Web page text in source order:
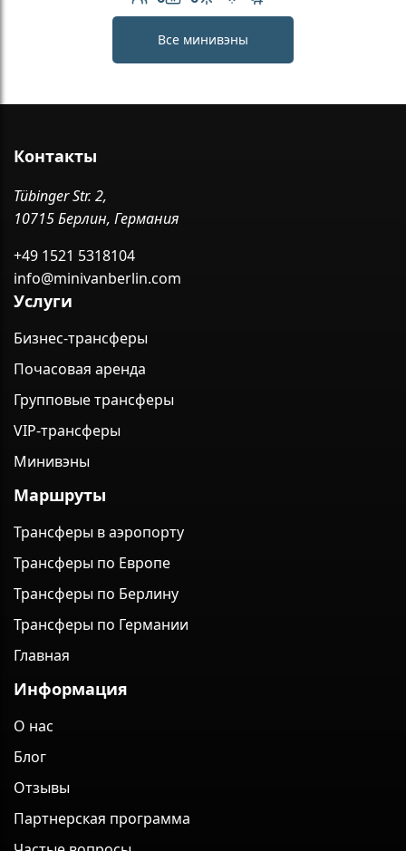
Все минивэны
Контакты
Tübinger Str. 2,
10715 Берлин, Германия
+49 1521 5318104
info@minivanberlin.com
Услуги
Бизнес-трансферы
Почасовая аренда
Групповые трансферы
VIP-трансферы
Минивэны
Маршруты
Трансферы в аэропорту
Трансферы по Европе
Трансферы по Берлину
Трансферы по Германии
Главная
Информация
О нас
Блог
Отзывы
Партнерская программа